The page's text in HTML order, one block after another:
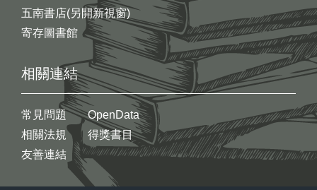
五南書店(另開新視窗)
寄存圖書館
相關連結
常見問題
相關法規
友善連結
OpenData
得獎書目